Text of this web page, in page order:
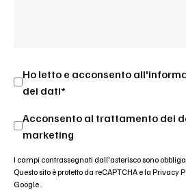
Ho letto e acconsento all'
dei dati*
Acconsento al trattamento dei
marketing
I campi contrassegnati dall'asterisco sono
Questo sito è protetto da reCAPTCHA e la Privacy
Google